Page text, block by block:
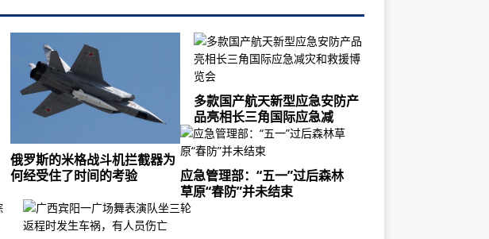
俄罗斯的米格战斗机拦截器为
何经受住了时间的考验
多款国产航天新型应急安防产
品亮相长三角国际应急减
应急管理部：“五一”过后森林
草原“春防”并未结束